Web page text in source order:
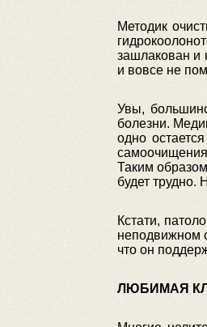
Методик
зашлакован и
и вовсе не
Увы,
болезни.
одно
Таким
будет трудно.
Кстати,
неподвижном
что он
ЛЮБИМАЯ